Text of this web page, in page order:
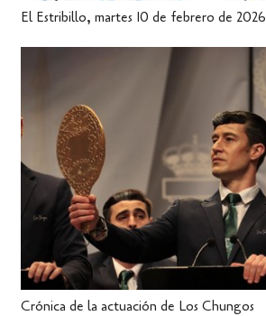
El Estribillo, martes 10 de febrero de 2026
Crónica de la actuación de Los Chungos